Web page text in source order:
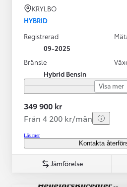
KRYLBO
HYBRID
Registrerad
09-2025
Bränsle
Hybrid Bensin
Visa mer
349 900 kr
Från 4 200 kr/mån
Läs mer
Kontakta
Jämförelse